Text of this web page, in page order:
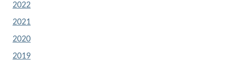
2022
2021
2020
2019